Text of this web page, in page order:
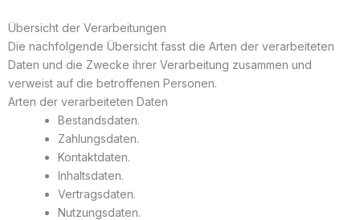
Übersicht der Verarbeitungen
Die nachfolgende Übersicht fasst die Arten der verarbeiteten
Daten und die Zwecke ihrer Verarbeitung zusammen und
verweist auf die betroffenen Personen.
Arten der verarbeiteten Daten
Bestandsdaten.
Zahlungsdaten.
Kontaktdaten.
Inhaltsdaten.
Vertragsdaten.
Nutzungsdaten.